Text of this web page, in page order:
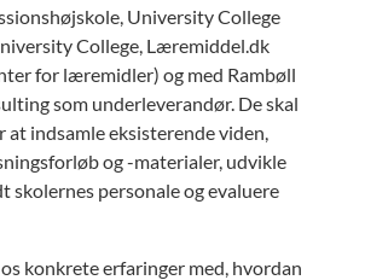
University College
College, Læremiddel.dk
for læremidler) og med Rambøll
som underleverandør. De skal
indsamle eksisterende viden,
og -materialer, udvikle
skolernes personale og evaluere
konkrete erfaringer med, hvordan